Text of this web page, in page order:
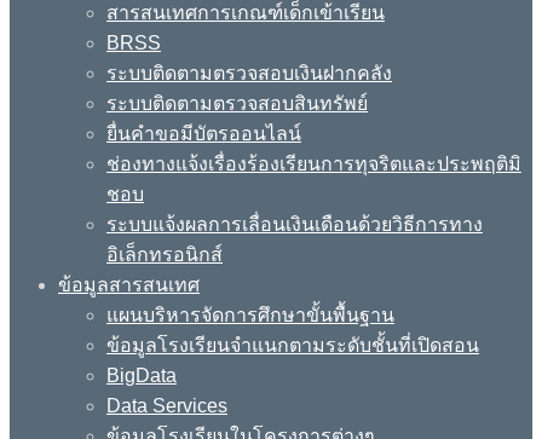
สารสนเทศการเกณฑ์เด็กเข้าเรียน
BRSS
ระบบติดตามตรวจสอบเงินฝากคลัง
ระบบติดตามตรวจสอบสินทรัพย์
ยื่นคำขอมีบัตรออนไลน์
ช่องทางแจ้งเรื่องร้องเรียนการทุจริตและประพฤติมิ
ชอบ
ระบบแจ้งผลการเลื่อนเงินเดือนด้วยวิธีการทาง
อิเล็กทรอนิกส์
ข้อมูลสารสนเทศ
แผนบริหารจัดการศึกษาขั้นพื้นฐาน
ข้อมูลโรงเรียนจำแนกตามระดับชั้นที่เปิดสอน
BigData
Data Services